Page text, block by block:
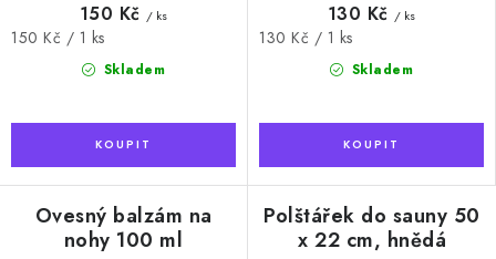
Skladem
150 Kč / ks
Měrná
150 Kč / 1 ks
Skladem
130 Kč / ks
Měrná
130 Kč / 1 ks
Ovesný balzám na
nohy 100 ml
Polštářek do sauny 50
x 22 cm, hnědá